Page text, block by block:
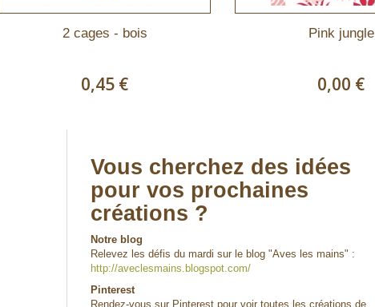
2 cages - bois
0,45 €
Pink jungle
0,00 €
Vous cherchez des idées
pour vos prochaines
créations ?
Notre blog
Relevez les défis du mardi sur le blog "Aves les mains" :
http://aveclesmains.blogspot.com/
Pinterest
Rendez-vous sur Pinterest pour voir toutes les créations de